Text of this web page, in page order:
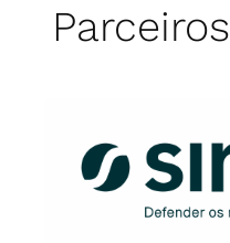
Parceiros